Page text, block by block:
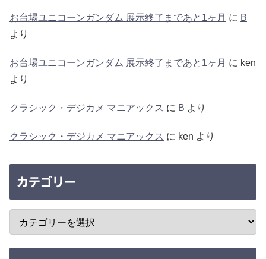
お台場ユニコーンガンダム 展示終了まであと1ヶ月 に B
より
お台場ユニコーンガンダム 展示終了まであと1ヶ月 に ken
より
クラシック・デジカメ マニアックス に B より
クラシック・デジカメ マニアックス に ken より
カテゴリー